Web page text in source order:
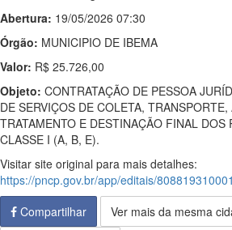
Abertura: 19/05/2026 07:30
Órgão: MUNICIPIO DE IBEMA
Valor: R$ 25.726,00
Objeto: CONTRATAÇÃO DE PESSOA
DE SERVIÇOS DE COLETA,
TRATAMENTO E DESTINAÇÃO FINAL DOS
CLASSE I (A, B, E).
Visitar site original para mais detalhes:
https://pncp.gov.br/app/editais/
Compartilhar
Ver mais da mesma